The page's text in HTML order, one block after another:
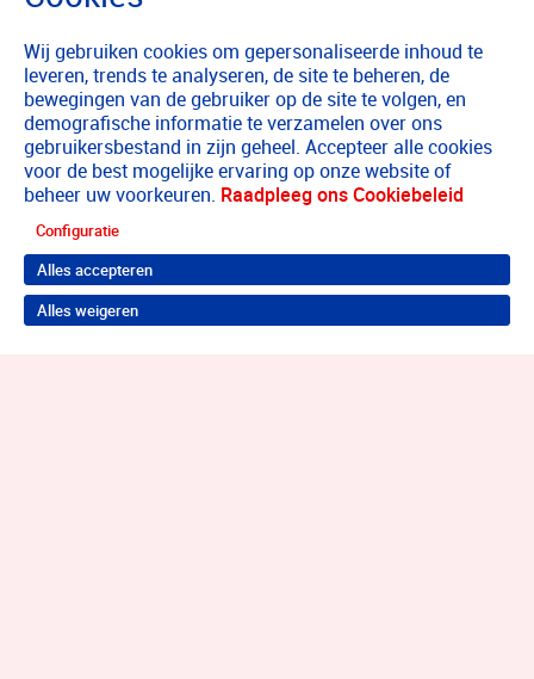
Wij gebruiken cookies om gepersonaliseerde inhoud te
leveren, trends te analyseren, de site te beheren, de
bewegingen van de gebruiker op de site te volgen, en
demografische informatie te verzamelen over ons
gebruikersbestand in zijn geheel. Accepteer alle cookies
voor de best mogelijke ervaring op onze website of
beheer uw voorkeuren. Raadpleeg ons Cookiebeleid
Configuratie
Alles accepteren
Alles weigeren